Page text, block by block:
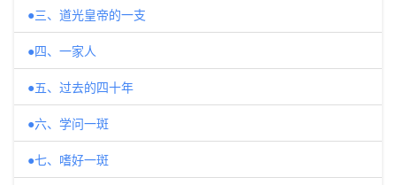
●三、道光皇帝的一支
●四、一家人
●五、过去的四十年
●六、学问一斑
●七、嗜好一斑